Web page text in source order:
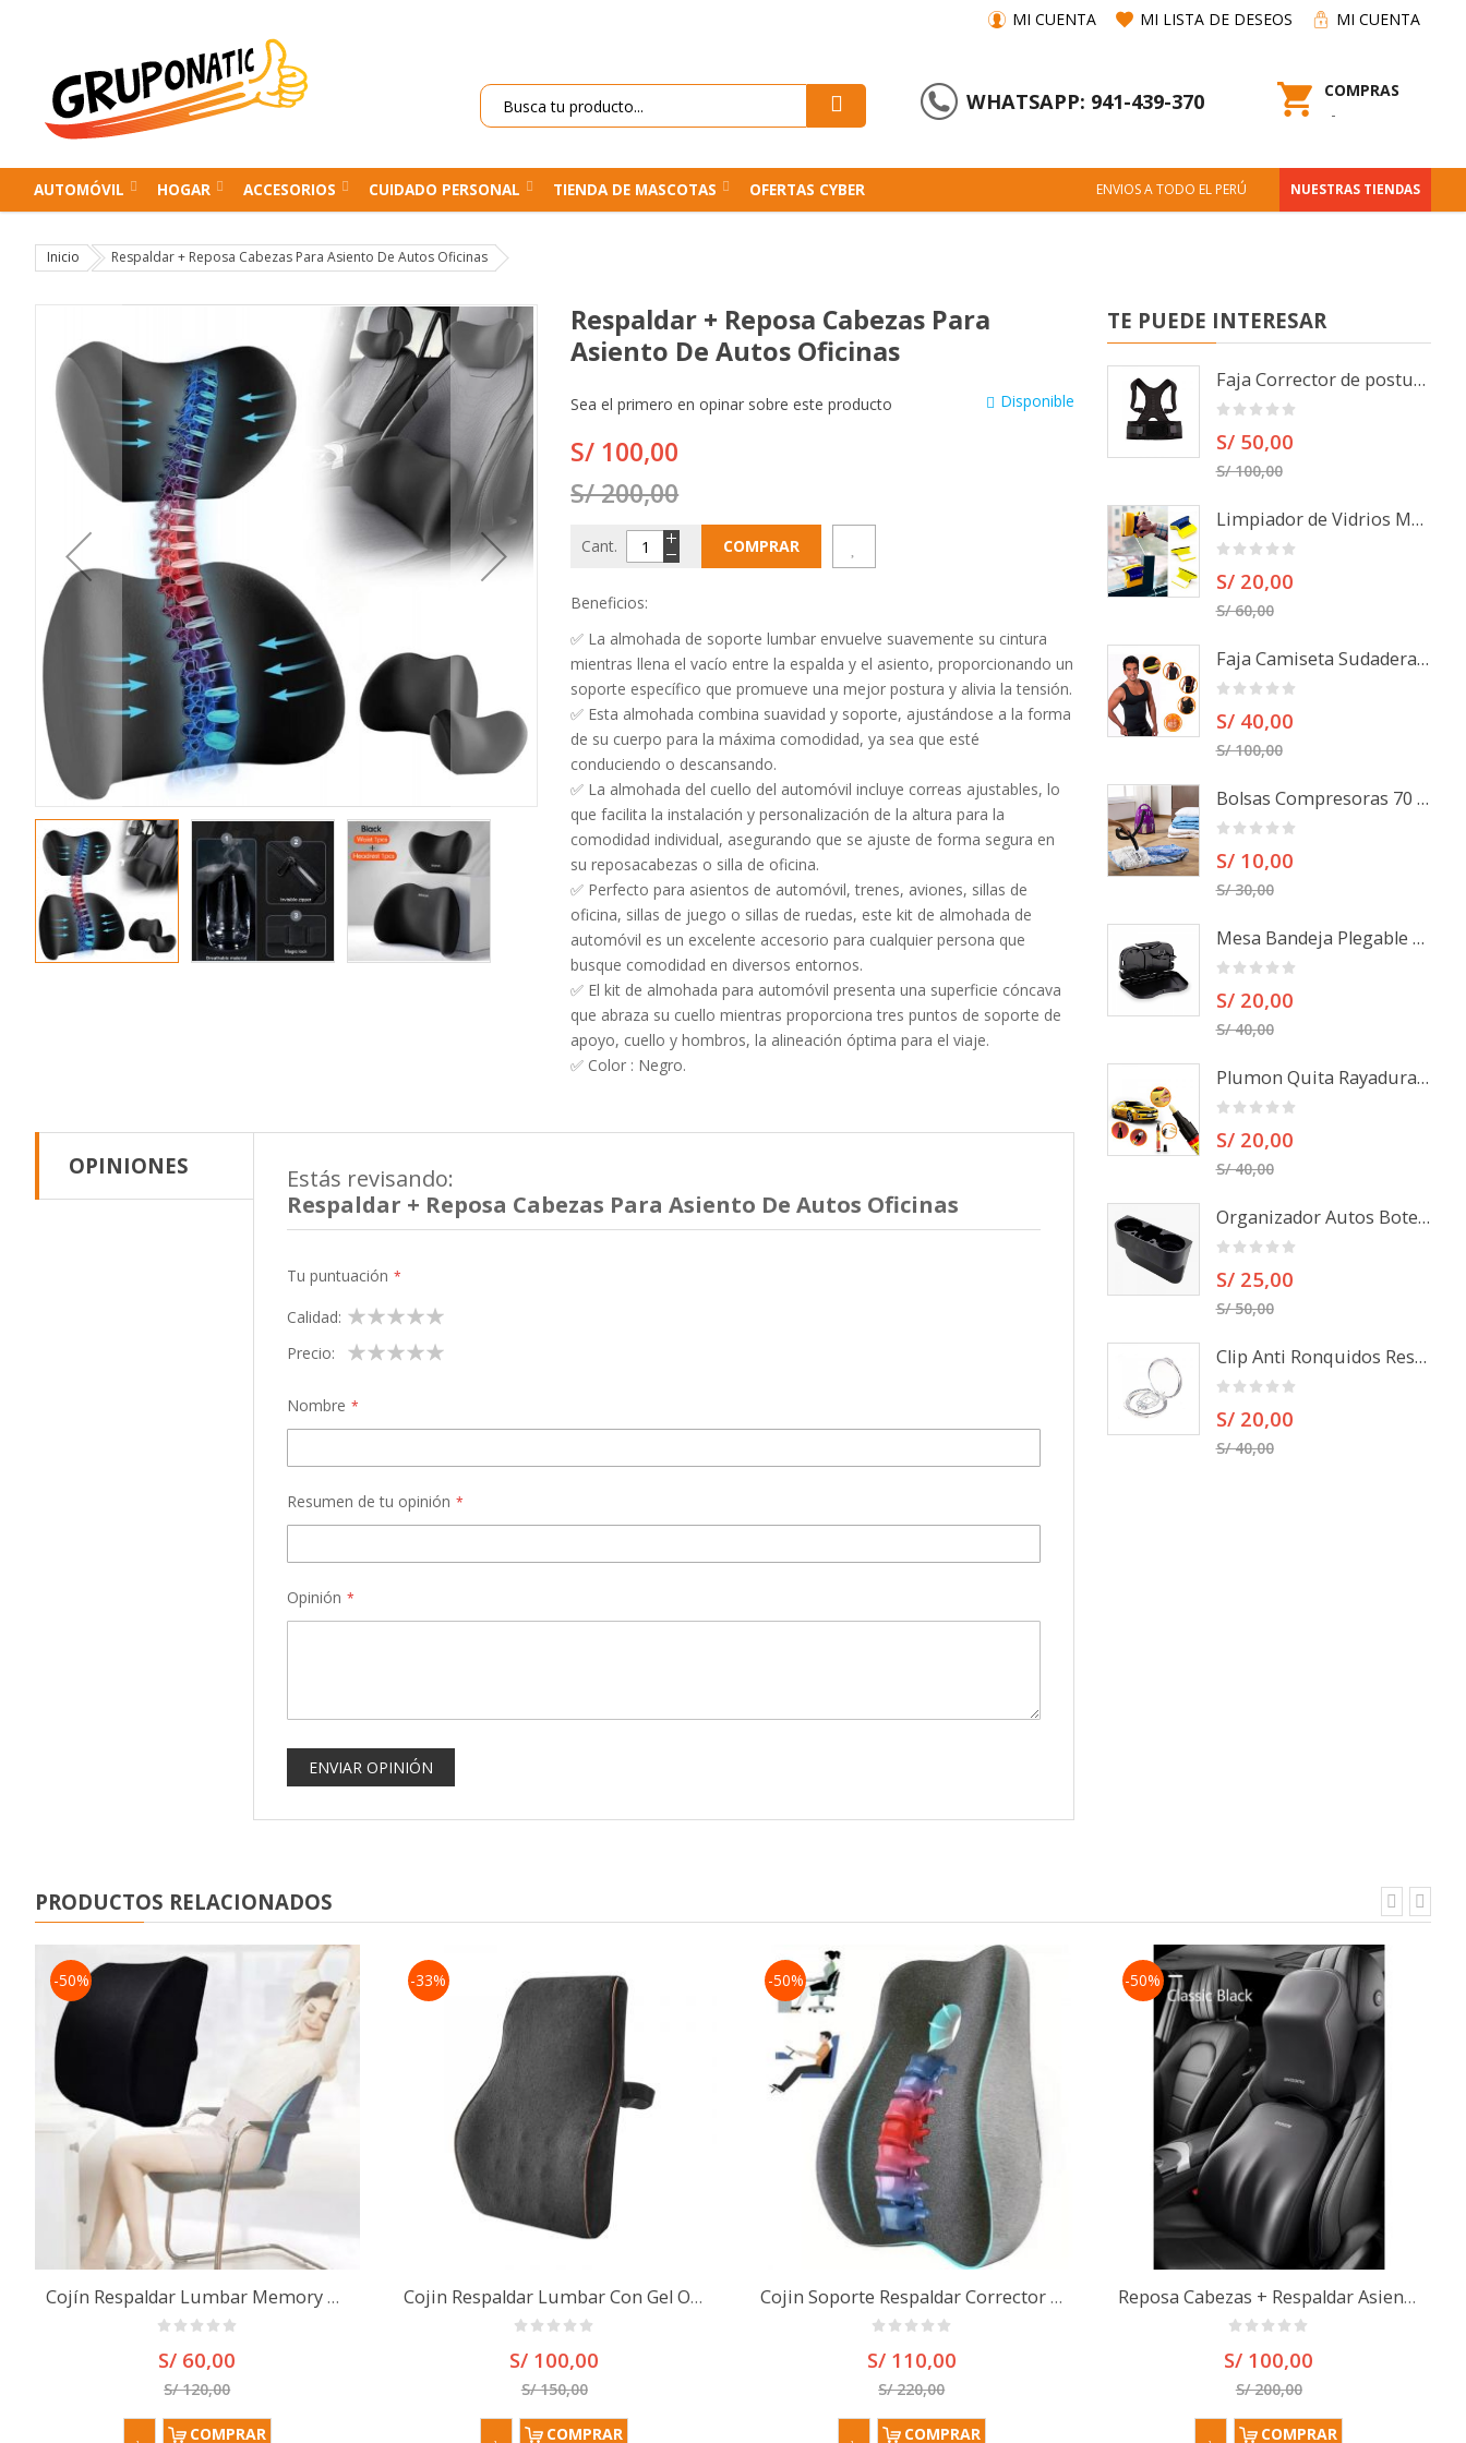
MI CUENTA MI LISTA DE DESEOS MI CUENTA
COMPRAS
WHATSAPP: 941-439-370
AUTOMÓVIL HOGAR ACCESORIOS CUIDADO PERSONAL TIENDA DE MASCOTAS OFERTAS CYBER NUESTRAS TIENDAS
ENVIOS A TODO EL PERÚ
Inicio Respaldar + Reposa Cabezas Para Asiento De Autos Oficinas
Respaldar + Reposa Cabezas Para
Asiento De Autos Oficinas
Disponible
Sea el primero en opinar sobre este producto
S/ 100,00
S/ 200,00
Cant. COMPRAR
Beneficios:
✅ La almohada de soporte lumbar envuelve suavemente su cintura
mientras llena el vacío entre la espalda y el asiento, proporcionando un
soporte específico que promueve una mejor postura y alivia la tensión.
✅ Esta almohada combina suavidad y soporte, ajustándose a la forma
de su cuerpo para la máxima comodidad, ya sea que esté
conduciendo o descansando.
✅ La almohada del cuello del automóvil incluye correas ajustables, lo
que facilita la instalación y personalización de la altura para la
comodidad individual, asegurando que se ajuste de forma segura en
su reposacabezas o silla de oficina.
✅ Perfecto para asientos de automóvil, trenes, aviones, sillas de
oficina, sillas de juego o sillas de ruedas, este kit de almohada de
automóvil es un excelente accesorio para cualquier persona que
busque comodidad en diversos entornos.
✅ El kit de almohada para automóvil presenta una superficie cóncava
que abraza su cuello mientras proporciona tres puntos de soporte de
apoyo, cuello y hombros, la alineación óptima para el viaje.
✅ Color : Negro.
OPINIONES
Estás revisando:
Respaldar + Reposa Cabezas Para Asiento De Autos Oficinas
Tu puntuación
Calidad
1 2 3 4 5
Precio
1 2 3 4 5
Nombre
Resumen de tu opinión
Opinión
ENVIAR OPINIÓN
TE PUEDE INTERESAR
Faja Corrector de postura Ajustable con 10 imanes
S/ 50,00
S/ 100,00
Limpiador de Vidrios Magnético doble cara
S/ 20,00
S/ 60,00
Faja Camiseta Sudadera Para Hombre
S/ 40,00
S/ 100,00
Bolsas Compresoras 70 x 110 cm Ahorra Espacio Para Maletas
S/ 10,00
S/ 30,00
Mesa Bandeja Plegable para auto
S/ 20,00
S/ 40,00
Plumon Quita Rayaduras para autos, camionetas u otros
S/ 20,00
S/ 40,00
Organizador Autos Botellas Porta Celulares
S/ 25,00
S/ 50,00
Clip Anti Ronquidos Respira mejor
S/ 20,00
S/ 40,00
PRODUCTOS RELACIONADOS
-50%
Cojín Respaldar Lumbar Memory Foam Incluye Funda
S/ 60,00
S/ 120,00
COMPRAR
-33%
Cojin Respaldar Lumbar Con Gel Ortopédico Viscoelastico
S/ 100,00
S/ 150,00
COMPRAR
-50%
Cojin Soporte Respaldar Corrector Lumbar Silla Auto Oficina
S/ 110,00
S/ 220,00
COMPRAR
-50%
Reposa Cabezas + Respaldar Asiento De Auto Cojin De Cuello
S/ 100,00
S/ 200,00
COMPRAR